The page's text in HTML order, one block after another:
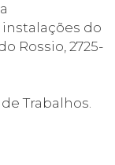
do
Rossio, 2725-
Trabalhos.